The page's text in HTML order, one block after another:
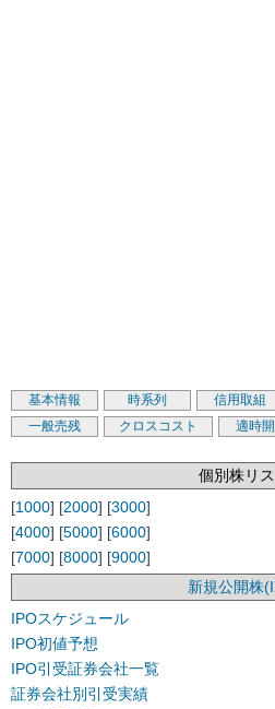
基本情報 時系列 信用取組
一般売残
クロスコスト 適時
個別株リ
[1000] [2000] [3000]
[4000] [5000] [6000]
[7000] [8000] [9000]
新規公開株
IPOスケジュール
IPO初値予想
IPO引受証券会社一覧
証券会社別引受実績